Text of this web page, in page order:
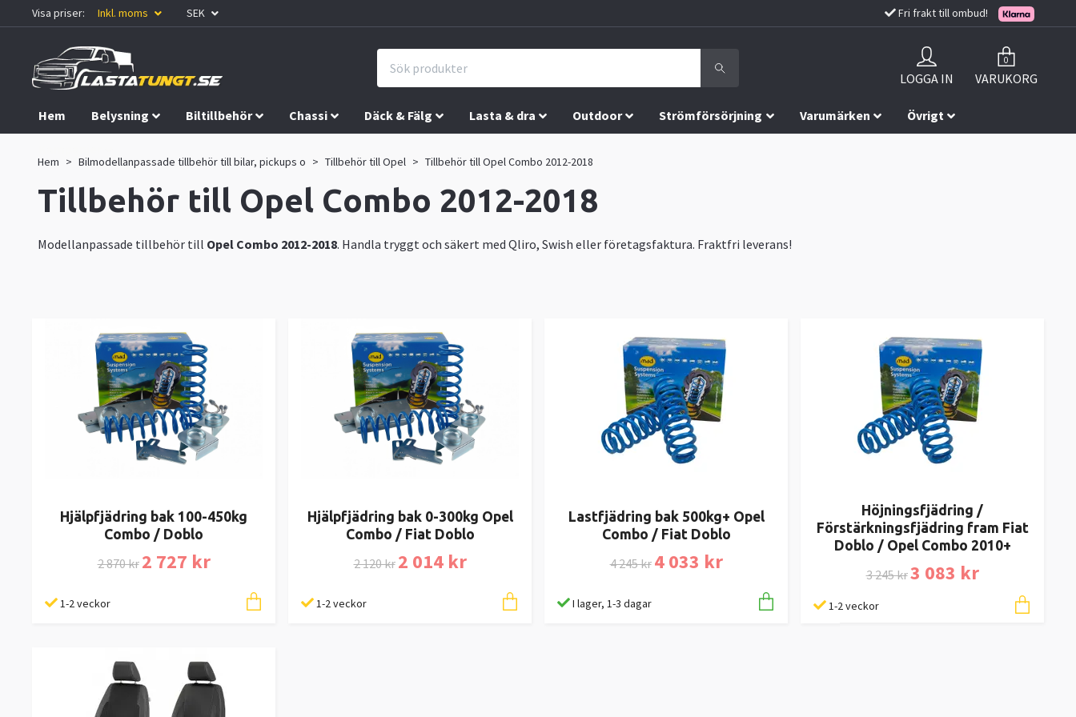
Visa priser: Inkl. moms SEK Fri frakt till ombud!
LOGGA IN
0
VARUKORG
Hem Belysning Biltillbehör Chassi Däck & Fälg Lasta & dra Outdoor Strömförsörjning Varumärken Övrigt
Hem Bilmodellanpassade tillbehör till bilar, pickups o Tillbehör till Opel Tillbehör till Opel Combo 2012-2018
Tillbehör till Opel Combo 2012-2018
Modellanpassade tillbehör till Opel Combo 2012-2018. Handla tryggt och säkert med Qliro, Swish eller företagsfaktura. Fraktfri leverans!
Hjälpfjädring bak 100-450kg
Combo / Doblo
2 870 kr 2 727 kr
1-2 veckor
Hjälpfjädring bak 0-300kg Opel
Combo / Fiat Doblo
2 120 kr 2 014 kr
1-2 veckor
Lastfjädring bak 500kg+ Opel
Combo / Fiat Doblo
4 245 kr 4 033 kr
I lager, 1-3 dagar
Höjningsfjädring /
Förstärkningsfjädring fram Fiat
Doblo / Opel Combo 2010+
3 245 kr3 083 kr
1-2 veckor